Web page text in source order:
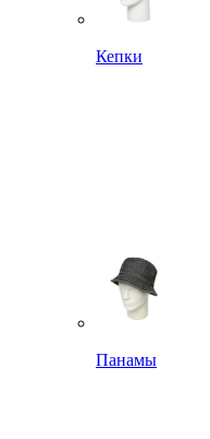
Кепки
Панамы